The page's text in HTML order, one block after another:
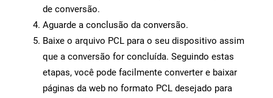
de conversão.
Aguarde a conclusão da conversão.
Baixe o arquivo PCL para o seu dispositivo assim
que a conversão for concluída. Seguindo estas
etapas, você pode facilmente converter e baixar
páginas da web no formato PCL desejado para